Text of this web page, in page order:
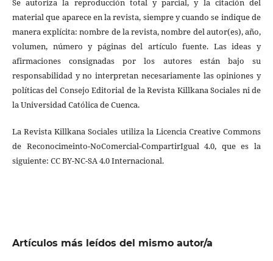
Se autoriza la reproducción total y parcial, y la citación del
material que aparece en la revista, siempre y cuando se indique de
manera explícita: nombre de la revista, nombre del autor(es), año,
volumen, número y páginas del artículo fuente. Las ideas y
afirmaciones consignadas por los autores están bajo su
responsabilidad y no interpretan necesariamente las opiniones y
políticas del Consejo Editorial de la Revista Killkana Sociales ni de
la Universidad Católica de Cuenca.
La Revista Killkana Sociales utiliza la Licencia Creative Commons
de Reconocimeinto-NoComercial-CompartirIgual 4.0, que es la
siguiente: CC BY-NC-SA 4.0 Internacional.
Artículos más leídos del mismo autor/a